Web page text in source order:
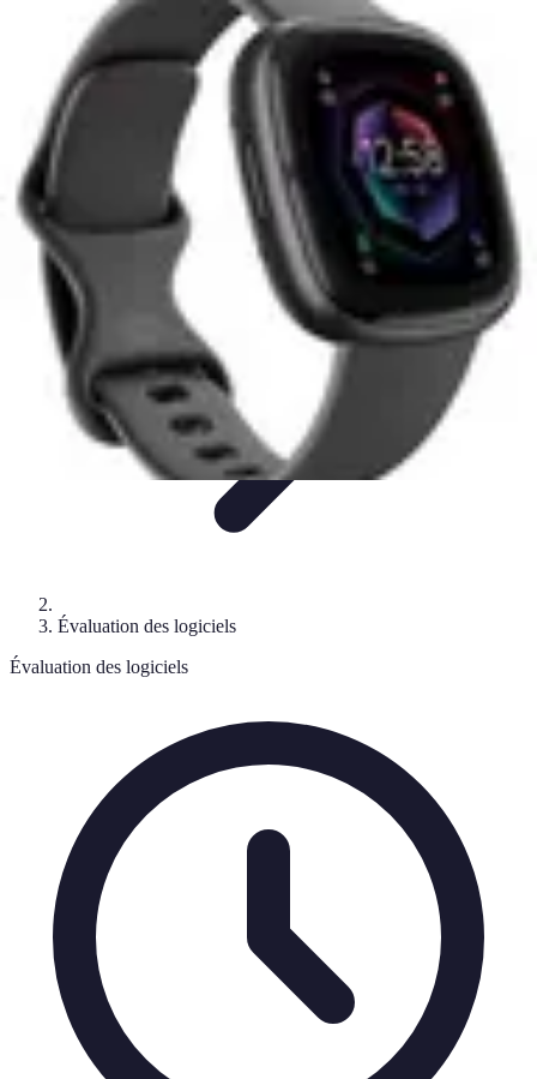
Sélection Logiciels
Guides Pratiques
Choix de logiciels Guide de sélectionConseils de
SélectionEvaluation de logiciels
Sélection Logiciels
Évaluation des logiciels
Évaluation des logiciels